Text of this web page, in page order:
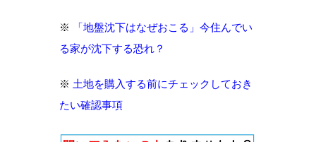
※
「地盤沈下はなぜおこる」今住んでい
る家が沈下する恐れ？
※ 土地を購入する前にチェックしておき
たい確認事項